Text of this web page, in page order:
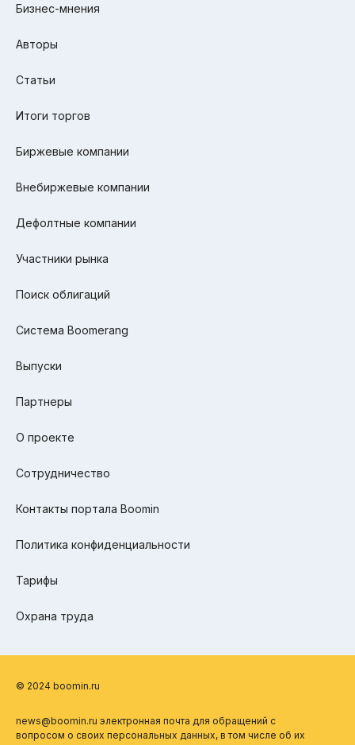
Бизнес-мнения
Авторы
Статьи
Итоги торгов
Биржевые компании
Внебиржевые компании
Дефолтные компании
Участники рынка
Поиск облигаций
Система Boomerang
Выпуски
Партнеры
О проекте
Сотрудничество
Контакты портала Boomin
Политика конфиденциальности
Тарифы
Охрана труда
© 2024 boomin.ru
news@boomin.ru электронная почта для обращений с
вопросом о своих персональных данных, в том числе об их